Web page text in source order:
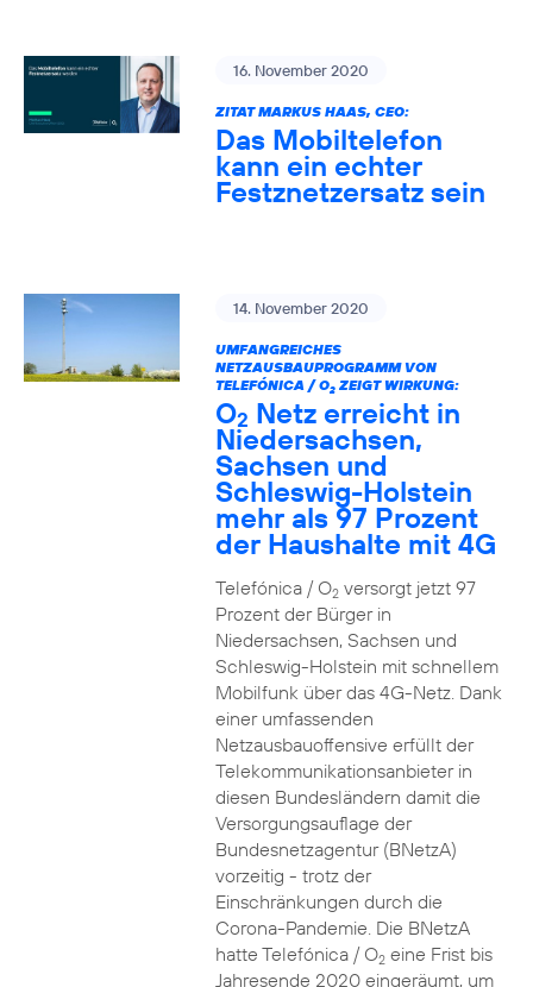
16. November 2020
ZITAT MARKUS HAAS, CEO:
Das Mobiltelefon
kann ein echter
Festznetzersatz sein
14. November 2020
UMFANGREICHES
NETZAUSBAUPROGRAMM VON
TELEFÓNICA / O2ZEIGT WIRKUNG:
O2 Netz erreicht in
Niedersachsen,
Sachsen und
Schleswig-Holstein
mehr als 97 Prozent
der Haushalte mit 4G
Telefónica / O2versorgt jetzt 97
Prozent der Bürger in
Niedersachsen, Sachsen und
Schleswig-Holstein mit schnellem
Mobilfunk über das 4G-Netz. Dank
einer umfassenden
Netzausbauoffensive erfüllt der
Telekommunikationsanbieter in
diesen Bundesländern damit die
Versorgungsauflage der
Bundesnetzagentur (BNetzA)
vorzeitig - trotz der
Einschränkungen durch die
Corona-Pandemie. Die BNetzA
hatte Telefónica / O2eine Frist bis
Jahresende 2020 eingeräumt, um